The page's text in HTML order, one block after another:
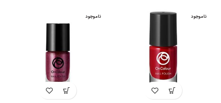
ناموجود ناموجود